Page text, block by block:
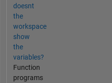
doesnt
the
workspace
show
the
variables?
Function
programs